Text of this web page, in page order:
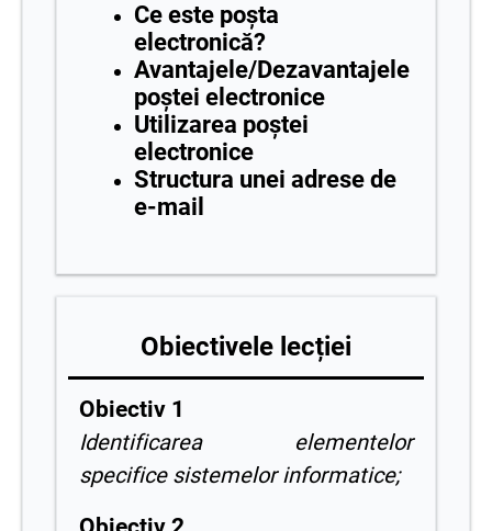
Ce este poșta
electronică?
Avantajele/Dezavantajele
poștei electronice
Utilizarea poștei
electronice
Structura unei adrese de
e-mail
Obiectivele lecției
Obiectiv 1
Identificarea elementelor
specifice sistemelor informatice;